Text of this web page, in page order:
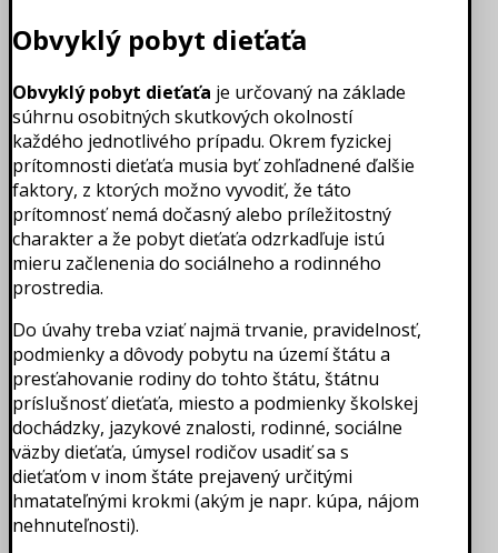
Obvyklý pobyt dieťaťa
Obvyklý pobyt dieťaťa je určovaný na základe
súhrnu osobitných skutkových okolností
každého jednotlivého prípadu. Okrem fyzickej
prítomnosti dieťaťa musia byť zohľadnené ďalšie
faktory, z ktorých možno vyvodiť, že táto
prítomnosť nemá dočasný alebo príležitostný
charakter a že pobyt dieťaťa odzrkadľuje istú
mieru začlenenia do sociálneho a rodinného
prostredia.
Do úvahy treba vziať najmä trvanie, pravidelnosť,
podmienky a dôvody pobytu na území štátu a
presťahovanie rodiny do tohto štátu, štátnu
príslušnosť dieťaťa, miesto a podmienky školskej
dochádzky, jazykové znalosti, rodinné, sociálne
väzby dieťaťa, úmysel rodičov usadiť sa s
dieťaťom v inom štáte prejavený určitými
hmatateľnými krokmi (akým je napr. kúpa, nájom
nehnuteľnosti).